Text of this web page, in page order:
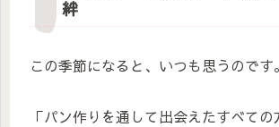
絆
この季節になると、いつも思うのです。
「パン作りを通して出会えたすべて